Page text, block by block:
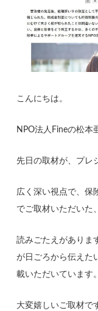
こんにちは。
NPO法人Fineの松本
先日の取材が、プレ
広く深い視点で、保
でご取材いただいた
読みごたえがありま
が日ごろから伝えた
載いただいています。
大変嬉しいご取材で